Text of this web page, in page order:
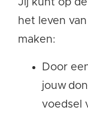
Jij kunt op
het leven
maken:
Door
jouw
voedsel